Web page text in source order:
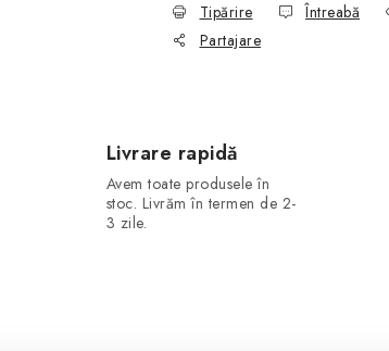
Tipărire Întreabă
Partajare
Livrare rapidă
Avem toate produsele în
stoc. Livrăm în termen de 2-
3 zile.